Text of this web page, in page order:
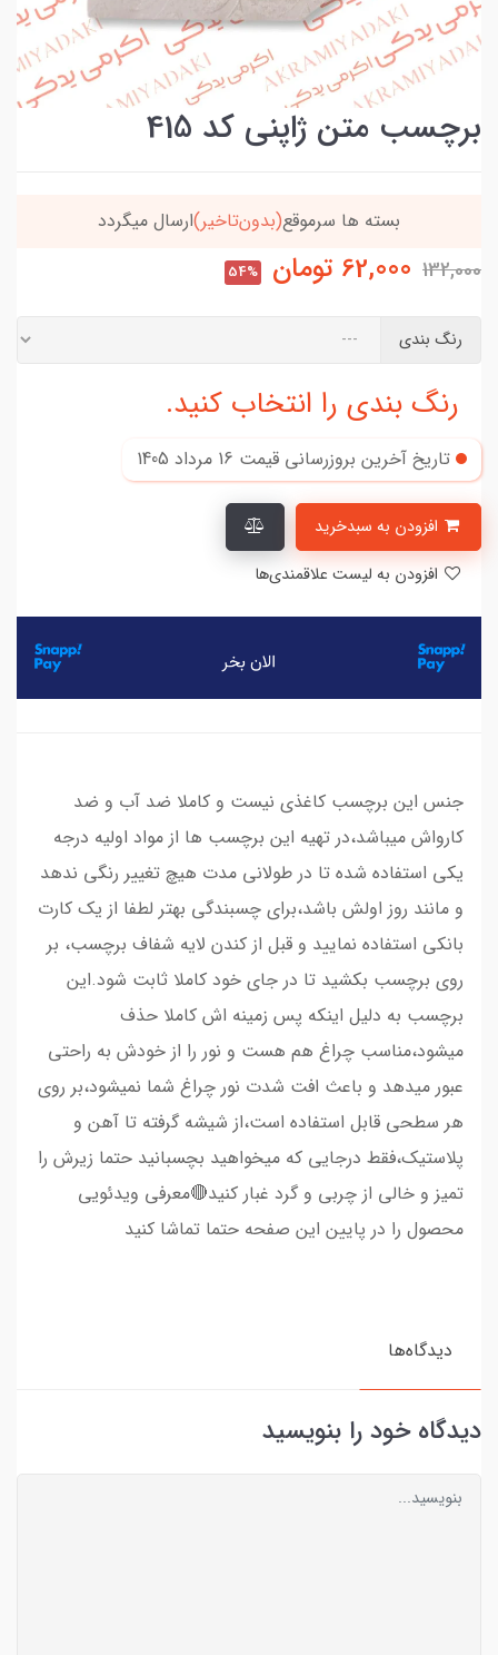
برچسب متن ژاپنی کد 415
ارسال میگردد خریدتو به5میلیون
132,000
62,000 تومان 54%
رنگ بندی
رنگ بندی را انتخاب کنید.
تاریخ آخرین بروزرسانی قیمت 16 مرداد 1405
جنس این برچسب کاغذی نیست و کاملا ضد آب و ضد
کارواش میباشد،در تهیه این برچسب ها از مواد اولیه درجه
یکی استفاده شده تا در طولانی مدت هیچ تغییر رنگی ندهد
و مانند روز اولش باشد،برای چسبندگی بهتر لطفا از یک کارت
بانکی استفاده نمایید و قبل از کندن لایه شفاف برچسب، بر
روی برچسب بکشید تا در جای خود کاملا ثابت شود.این
برچسب به دلیل اینکه پس زمینه اش کاملا حذف
میشود،مناسب چراغ هم هست و نور را از خودش به راحتی
عبور میدهد و باعث افت شدت نور چراغ شما نمیشود،بر روی
هر سطحی قابل استفاده است،از شیشه گرفته تا آهن و
پلاستیک،فقط درجایی که میخواهید بچسبانید حتما زیرش را
تمیز و خالی از چربی و گرد غبار کنید🔴معرفی ویدئویی
محصول را در پایین این صفحه حتما تماشا کنید
دیدگاه‌ها
دیدگاه خود را بنویسید